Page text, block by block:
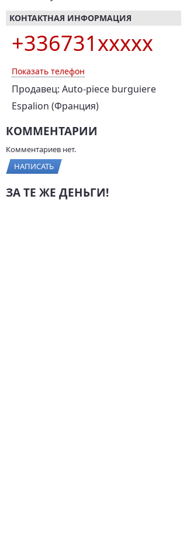
КОНТАКТНАЯ ИНФОРМАЦИЯ
+336731xxxxx
Показать телефон
Продавец: Auto-piece burguiere
Espalion (Франция)
КОММЕНТАРИИ
Комментариев нет.
НАПИСАТЬ
ЗА ТЕ ЖЕ ДЕНЬГИ!